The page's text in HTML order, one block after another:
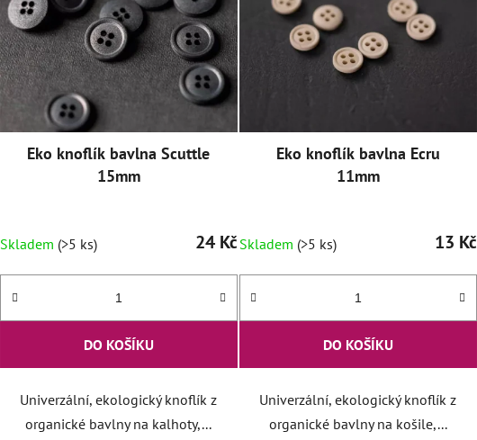
Eko knoflík bavlna Scuttle
15mm
Skladem (>5 ks) 24 Kč
DO KOŠÍKU
Univerzální, ekologický knoflík z
organické bavlny na kalhoty,...
Eko knoflík bavlna Ecru
11mm
Skladem (>5 ks) 13 Kč
DO KOŠÍKU
Univerzální, ekologický knoflík z
organické bavlny na košile,...